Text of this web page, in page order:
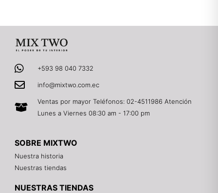
+593 98 040 7332
info@mixtwo.com.ec
Ventas por mayor Teléfonos: 02-4511986 Atención
Lunes a Viernes 08:30 am - 17:00 pm
SOBRE MIXTWO
Nuestra historia
Nuestras tiendas
NUESTRAS TIENDAS